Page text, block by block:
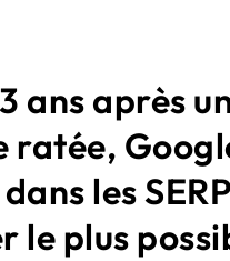
ans après
les
le plus